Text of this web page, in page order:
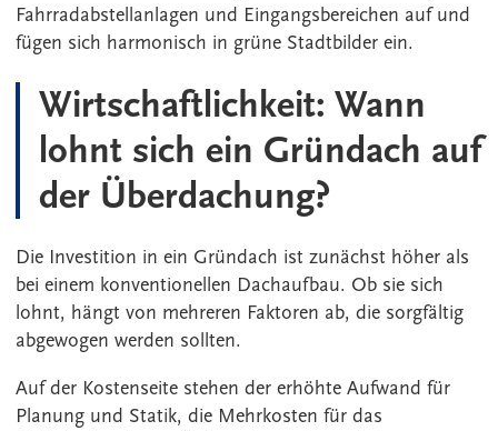
Fahrradabstellanlagen und Eingangsbereichen auf und
fügen sich harmonisch in grüne Stadtbilder ein.
Wirtschaftlichkeit: Wann
lohnt sich ein Gründach auf
der Überdachung?
Die Investition in ein Gründach ist zunächst höher als
bei einem konventionellen Dachaufbau. Ob sie sich
lohnt, hängt von mehreren Faktoren ab, die sorgfältig
abgewogen werden sollten.
Auf der Kostenseite stehen der erhöhte Aufwand für
Planung und Statik, die Mehrkosten für das